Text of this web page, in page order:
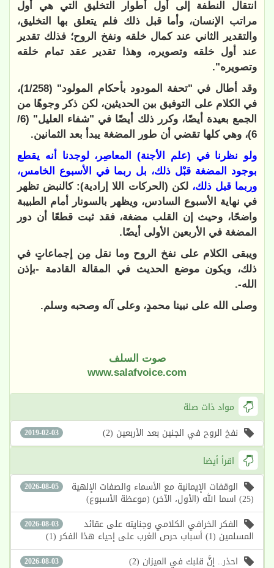
انتقال النطفة إلى أول أطوار التخليق التي هي أول
مراتب الإنسان، وأما قبل ذلك فلم يتعلق بها التخليق،
والتقدير الثاني عند كمال خلقه ونفخ الروح؛ فذلك تقدير
عند أول خلقه وتصويره، وهذا تقدير عقد تمام خلقه
وتصويره".
وقد أطال في "تحفة المودود بأحكام المولود" (1/258)،
في الكلام على التوفيق بين الحديثين، لكن ذكر وجوهًا من
الجمع بعيدة أيضًا، وكرر ذلك أيضًا في "شفاء العليل" (6/
6)، وهي كلها تقضي أن طور المضغة يبدأ بعد الثمانين.
ولو نظرنا في (علم الأجنة) المعاصِر، لوجدنا أنه يقطع
بوجود المضغة قبْل ذلك، بل ربما في الأسبوع الخامس،
وربما قبل ذلك، لكن (الحركات اللا إرادية): كالنبض تظهر
في نهاية الأسبوع السادس، ويظهر بالسونار أمام الطبيبة
واضحًا، وحيث إن القلب مضغة، فقد ثبت قطعًا أن دور
المضغة في الأربعين الأولى أيضًا.
ويبقى الكلام على نفخ الروح وما نقل مِن إجماعاتٍ في
ذلك، ويكون موضع الحديث في المقالة القادمة -بإذن
الله-.
وصلى الله على نبينا محمدٍ، وعلى آله وصحبه وسلم.
صوت السلف
www.salafvoice.com
مواد ذات صلة
2019-02-03
نفخ الروح في الجنين بعد الأربعين (2)
اقرأ أيضا
2026-08-05 الوقفات الإيمانية مع الأسماء والصفات الإلهية
(25) اسما الله (الأول، الآخر) (موعظة الأسبوع)
2026-08-03 الفكر الخرافي الكلامي وجنايته على عقائد
المسلمين (1) أسباب حرص الغرب على إحياء هذا الفكر (1)
2026-08-03 احذر.. إنَّ قلبك في الميزان (2)